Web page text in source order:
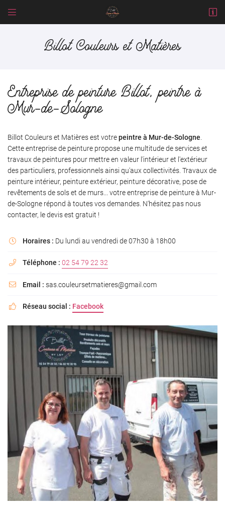
 
02 54 79 22 32
Adresse email de réception
En cochant cette case, vous consentez à recevoir nos propositions commerciales à
l'adresse email indiqué ci-dessus. Vous pouvez vous désinscrire à tout moment en
utilisant
le formulaire de désinscription
INSCRIPTION
Billot Couleurs et Matières
Entreprise de peinture Billot, peintre à
Mur-de-Sologne
Billot Couleurs et Matières est votrepeintre à Mur-de-Sologne
Cette entreprise de peinture propose une multitude de services et
travaux de peintures pour mettre en valeur l'intérieur et l'extérieur
des particuliers, professionnels ainsi qu'aux collectivités. Travaux de
peinture intérieur, peinture extérieur, peinture décorative, pose de
revêtements de sols et de murs... votre entreprise de peinture à Mur-
de-Sologne répond à toutes vos demandes. N'hésitez pas nous
contacter, le devis est gratuit !
 Horaires : Du lundi au vendredi de 07h30 à 18h00
 Téléphone : 02 54 79 22 32
 Email : sas.couleursetmatieres@gmail.com
 Réseau social : Facebook